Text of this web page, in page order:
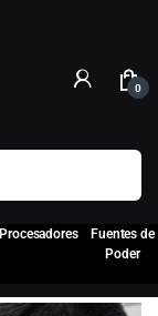
0
Procesadores
Fuentes de
Poder